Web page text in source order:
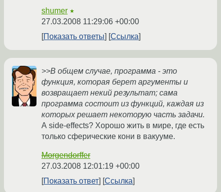
shumer ★
27.03.2008 11:29:06 +00:00
Показать ответы
Ссылка
>>В общем случае, программа - это
функция, которая берет аргументы и
возвращает некий результат; сама
программа состоит из функций, каждая из
которых решает некоторую часть задачи.
А side-effects? Хорошо жить в мире, где есть
только сферические кони в вакууме.
Morgendorffer
27.03.2008 12:01:19 +00:00
Показать ответ
Ссылка